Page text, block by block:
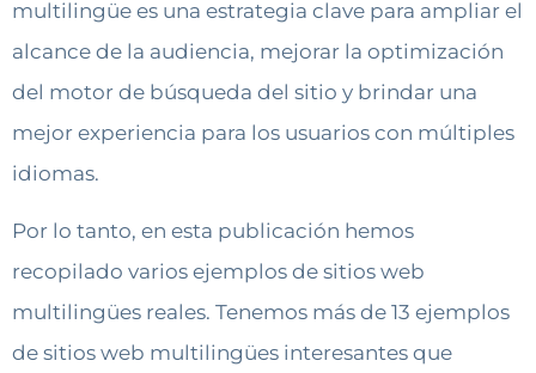
multilingüe es una estrategia clave para ampliar el
alcance de la audiencia, mejorar la optimización
del motor de búsqueda del sitio y brindar una
mejor experiencia para los usuarios con múltiples
idiomas.
Por lo tanto, en esta publicación hemos
recopilado varios ejemplos de sitios web
multilingües reales. Tenemos más de 13 ejemplos
de sitios web multilingües interesantes que